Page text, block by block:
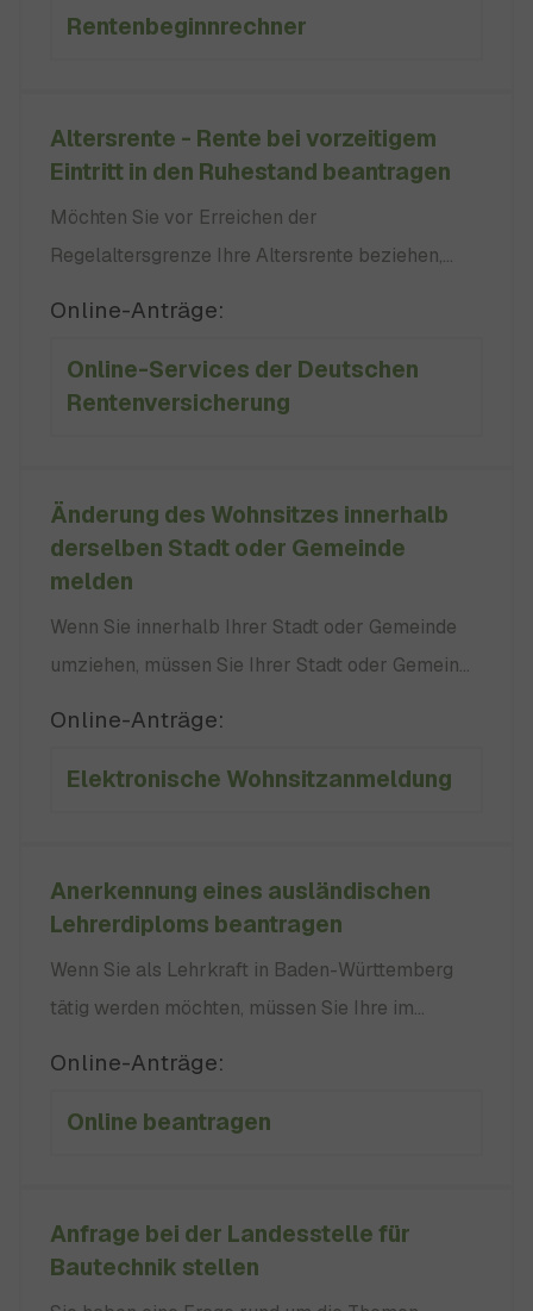
Rentenbeginnrechner
Altersrente - Rente bei vorzeitigem
Eintritt in den Ruhestand beantragen
Möchten Sie vor Erreichen der
Regelaltersgrenze Ihre Altersrente beziehen,
beantragen. Beachten Sie, dass Sie mit Abzügen
bei der Rentenauszahlung rechnen müssen.
Online-Anträge:
Online-Services der Deutschen
Rentenversicherung
Änderung des Wohnsitzes innerhalb
derselben Stadt oder Gemeinde
melden
Wenn Sie innerhalb Ihrer Stadt oder Gemeinde
umziehen, müssen Sie Ihrer Stadt oder Gemeinde
die Meldebehörde Ihres Wohnorts Meldebehörde
Online-Anträge:
Elektronische Wohnsitzanmeldung
Anerkennung eines ausländischen
Lehrerdiploms beantragen
Wenn Sie als Lehrkraft in Baden-Württemberg
tätig werden möchten, müssen Sie Ihre im
werden Ihre individuellen Qualifi­kationen mit
Online-Anträge:
Online beantragen
Anfrage bei der Landesstelle für
Bautechnik stellen